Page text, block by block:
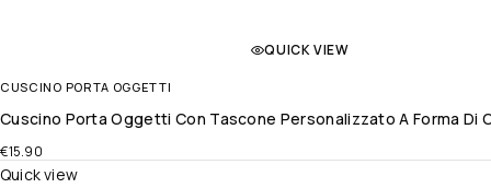
QUICK VIEW
CUSCINO PORTA OGGETTI
Cuscino Porta Oggetti Con Tascone Personalizzato A Forma Di
€15.90
Quick view